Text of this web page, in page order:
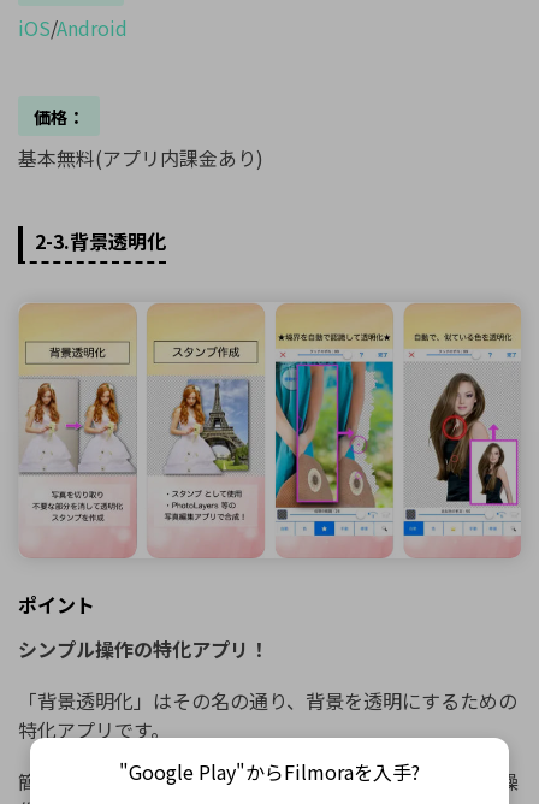
iOS/Android
価格：
基本無料(アプリ内課金あり)
2-3.背景透明化
ポイント
シンプル操作の特化アプリ！
「背景透明化」はその名の通り、背景を透明にするための
特化アプリです。
簡単な操作で背景の自動切り抜きができるため、難しい操
"Google Play"からFilmoraを入手?